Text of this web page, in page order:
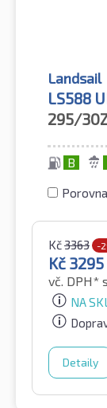
Landsail
LS588
295/
B
Kč3363 -
Kč 3295
vč. DPH*
NA
Detaily